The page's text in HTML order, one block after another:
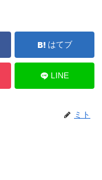
はてブ
LINE
ミト